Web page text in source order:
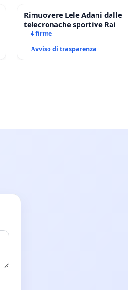
Rimuovere Lele Adani dalle
telecronache sportive Rai
4 firme
Avviso di trasparenza